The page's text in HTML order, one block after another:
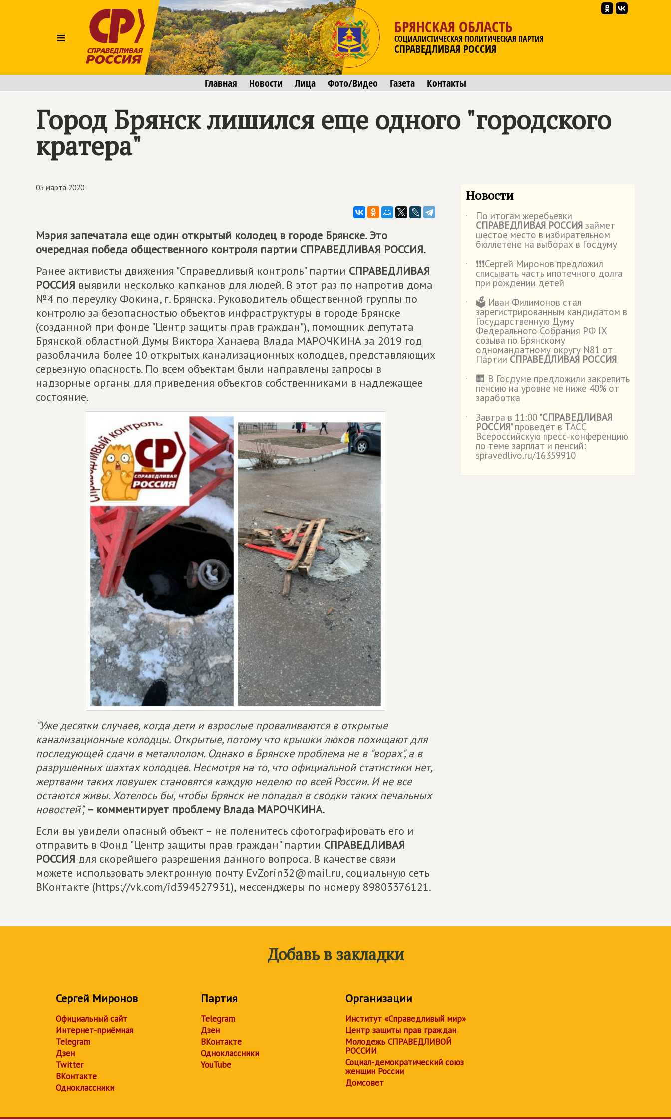
≡
БРЯНСКАЯ ОБЛАСТЬ
СОЦИАЛИСТИЧЕСКАЯ ПОЛИТИЧЕСКАЯ ПАРТИЯ
СПРАВЕДЛИВАЯ РОССИЯ
Главная Новости Лица Фото/Видео Газета Контакты
Город Брянск лишился еще одного "городского
кратера"
05 марта 2020
Мэрия запечатала еще один открытый колодец в городе Брянске. Это
очередная победа общественного контроля партии СПРАВЕДЛИВАЯ РОССИЯ.
Ранее активисты движения "Справедливый контроль" партии СПРАВЕДЛИВАЯ
РОССИЯ выявили несколько капканов для людей. В этот раз по напротив дома
№4 по переулку Фокина, г. Брянска. Руководитель общественной группы по
контролю за безопасностью объектов инфраструктуры в городе Брянске
(созданной при фонде "Центр защиты прав граждан"), помощник депутата
Брянской областной Думы Виктора Ханаева Влада МАРОЧКИНА за 2019 год
разоблачила более 10 открытых канализационных колодцев, представляющих
серьезную опасность. По всем объектам были направлены запросы в
надзорные органы для приведения объектов собственниками в надлежащее
состояние.
"Уже десятки случаев, когда дети и взрослые проваливаются в открытые
канализационные колодцы. Открытые, потому что крышки люков похищают для
последующей сдачи в металлолом. Однако в Брянске проблема не в "ворах", а в
разрушенных шахтах колодцев. Несмотря на то, что официальной статистики нет,
жертвами таких ловушек становятся каждую неделю по всей России. И не все
остаются живы. Хотелось бы, чтобы Брянск не попадал в сводки таких печальных
новостей",– комментирует проблему Влада МАРОЧКИНА.
Если вы увидели опасный объект – не поленитесь сфотографировать его и
отправить в Фонд "Центр защиты прав граждан" партии СПРАВЕДЛИВАЯ
РОССИЯ для скорейшего разрешения данного вопроса. В качестве связи
можете использовать электронную почту EvZorin32@mail.ru, социальную сеть
ВКонтакте (https://vk.com/id394527931), мессенджеры по номеру 89803376121.
Новости
˙ По итогам жеребьевки
СПРАВЕДЛИВАЯ РОССИЯ займет
шестое место в избирательном
бюллетене на выборах в Госдуму
˙
❗️❗️❗️Сергей Миронов предложил
списывать часть ипотечного долга
при рождении детей
˙
🗳️ Иван Филимонов стал
зарегистрированным кандидатом в
Государственную Думу
Федерального Собрания РФ IX
созыва по Брянскому
одномандатному округу N81 от
Партии СПРАВЕДЛИВАЯ РОССИЯ
˙
🏢 В Госдуме предложили закрепить
пенсию на уровне не ниже 40% от
заработка
˙
Завтра в 11:00 "СПРАВЕДЛИВАЯ
РОССИЯ" проведет в ТАСС
Всероссийскую пресс-конференцию
по теме зарплат и пенсий:
spravedlivo.ru/16359910
Добавь в закладки
Сергей Миронов
Официальный сайт
Интернет-приёмная
Telegram
Дзен
Twitter
ВКонтакте
Одноклассники
Партия
Telegram
Дзен
ВКонтакте
Одноклассники
YouTube
Организации
Институт «Справедливый мир»
Центр защиты прав граждан
Молодежь СПРАВЕДЛИВОЙ
РОССИИ
Социал-демократический союз
женщин России
Домсовет